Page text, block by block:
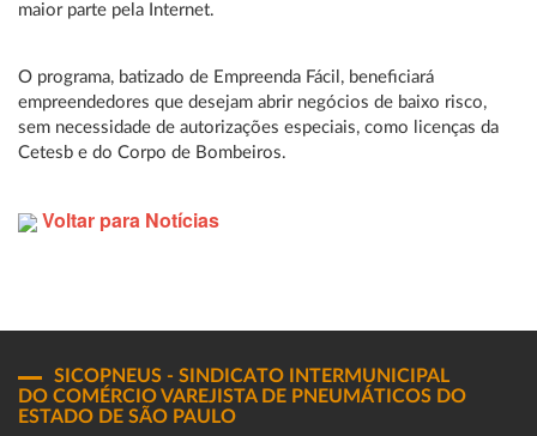
maior parte pela Internet.
O programa, batizado de Empreenda Fácil, beneficiará
empreendedores que desejam abrir negócios de baixo risco,
sem necessidade de autorizações especiais, como licenças da
Cetesb e do Corpo de Bombeiros.
Voltar para Notícias
SICOPNEUS - SINDICATO INTERMUNICIPAL
DO COMÉRCIO VAREJISTA DE PNEUMÁTICOS DO
ESTADO DE SÃO PAULO